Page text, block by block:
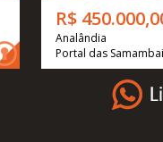
R$
Analândia
Portal das